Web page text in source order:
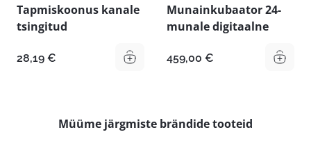
Tapmiskoonus kanale
tsingitud
28,19 €
Munainkubaator 24-
munale digitaalne
459,00 €
Müüme järgmiste brändide tooteid